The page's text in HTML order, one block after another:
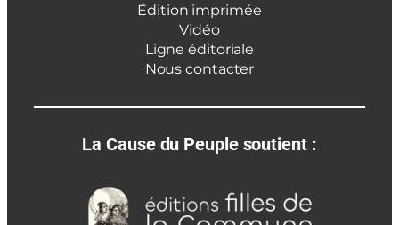
Édition imprimée
Vidéo
Ligne éditoriale
Nous contacter
La Cause du Peuple soutient :